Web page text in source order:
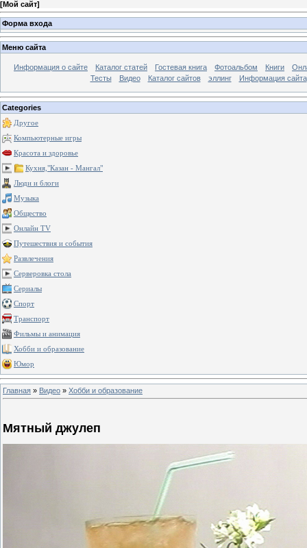
[Мой сайт]
Форма входа
Меню сайта
Информация о сайте Каталог статей Гостевая книга Фотоальбом Книги
Тесты
Видео Каталог сайтов эллинг Информация сайта
Categories
Другое
Компьютерные игры
Красота и здоровье
Кухня,"Казан - Мангал"
Люди и блоги
Музыка
Общество
Онлайн TV
Путешествия и события
Развлечения
Серверовка стола
Сериалы
Спорт
Транспорт
Фильмы и анимация
Хобби и образование
Юмор
Главная » Видео » Хобби и образование
Мятный джулеп